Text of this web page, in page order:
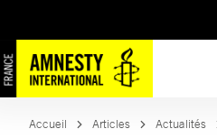
au
contenu
Accueil Articles Actualités